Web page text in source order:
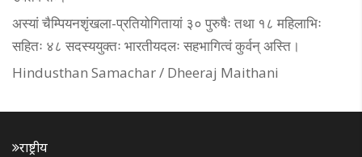
अस्यां चैम्पियनशृंखला-प्रतियोगितायां ३० पुरुषैः तथा १८ महिलाभिः
सहितः ४८ सदस्ययुक्तः भारतीयदलः सहभागित्वं कुर्वन् अस्ति।
Hindusthan Samachar / Dheeraj Maithani
राष्ट्रीय